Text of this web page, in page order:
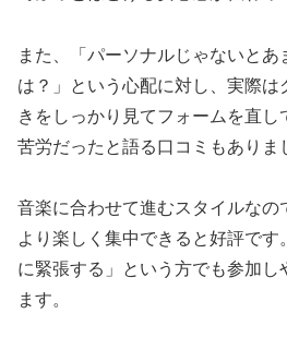
また、「パーソナルじゃないと
は？」という心配に対し、実際は
きをしっかり見てフォームを直し
苦労だったと語る口コミもありま
音楽に合わせて進むスタイルなの
より楽しく集中できると好評で
に緊張する」という方でも参加し
ます。